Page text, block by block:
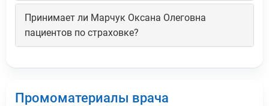
Принимает ли Марчук Оксана Олеговна
пациентов по страховке?
Промоматериалы врача